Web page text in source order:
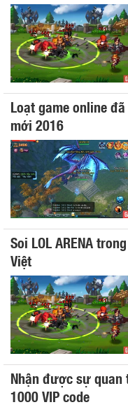
Loạt game online
mới 2016
Soi LOL ARENA
Việt
Nhận được sự quan
1000 VIP code